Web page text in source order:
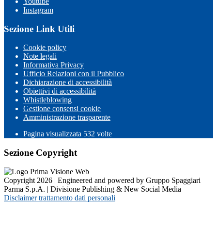
Instagram
Sezione Link Utili
Cookie policy
Note legali
Informativa Privacy
Ufficio Relazioni con il Pubblico
Dichiarazione di accessibilità
Obiettivi di accessibilità
Whistleblowing
Gestione consensi cookie
Amministrazione trasparente
Pagina visualizzata 532 volte
Sezione Copyright
Copyright 2026 | Engineered and powered by Gruppo Spaggiari
Parma S.p.A. | Divisione Publishing & New Social Media
Disclaimer trattamento dati personali